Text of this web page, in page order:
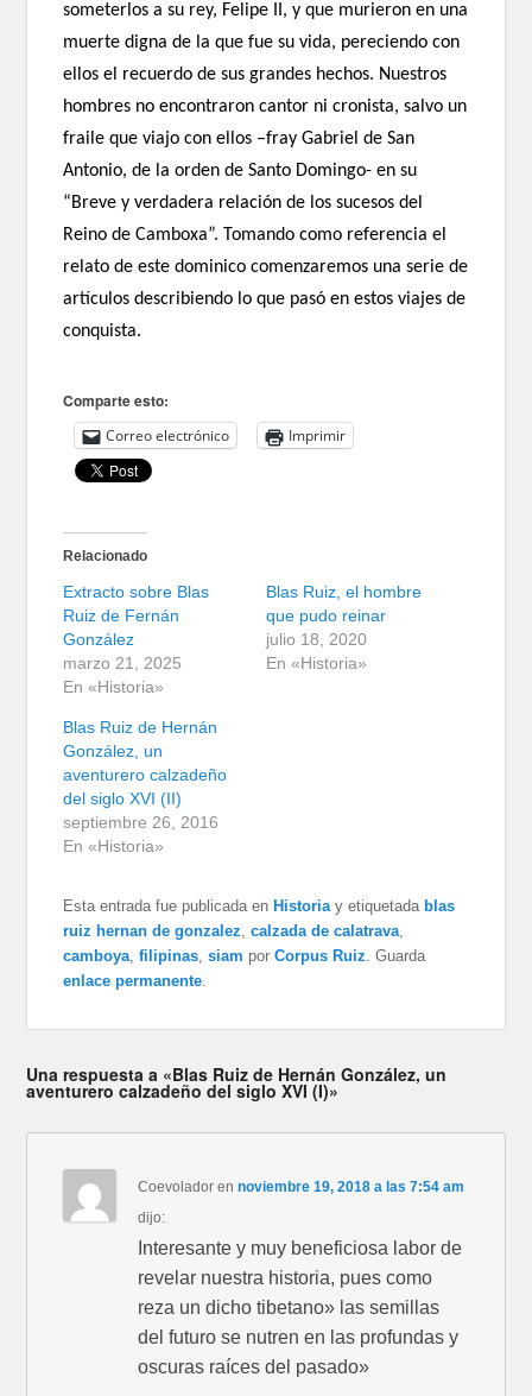
someterlos a su rey, Felipe II, y que murieron en una
muerte digna de la que fue su vida, pereciendo con
ellos el recuerdo de sus grandes hechos. Nuestros
hombres no encontraron cantor ni cronista, salvo un
fraile que viajo con ellos –fray Gabriel de San
Antonio, de la orden de Santo Domingo- en su
“Breve y verdadera relación de los sucesos del
Reino de Camboxa”. Tomando como referencia el
relato de este dominico comenzaremos una serie de
artículos describiendo lo que pasó en estos viajes de
conquista.
Comparte esto:
Correo electrónico Imprimir
Relacionado
Extracto sobre Blas
Ruiz de Fernán
González
marzo 21, 2025
En «Historia»
Blas Ruiz, el hombre
que pudo reinar
julio 18, 2020
En «Historia»
Blas Ruiz de Hernán
González, un
aventurero calzadeño
del siglo XVI (II)
septiembre 26, 2016
En «Historia»
Esta entrada fue publicada en Historiay etiquetada blas
ruiz hernan de gonzalez,calzada de calatrava,
camboya,filipinas,siam porCorpus Ruiz. Guarda
enlace permanente.
Una respuesta a «Blas Ruiz de Hernán González, un
aventurero calzadeño del siglo XVI (I)»
Coevolador ennoviembre 19, 2018 a las 7:54 am
dijo:
Interesante y muy beneficiosa labor de
revelar nuestra historia, pues como
reza un dicho tibetano» las semillas
del futuro se nutren en las profundas y
oscuras raíces del pasado»